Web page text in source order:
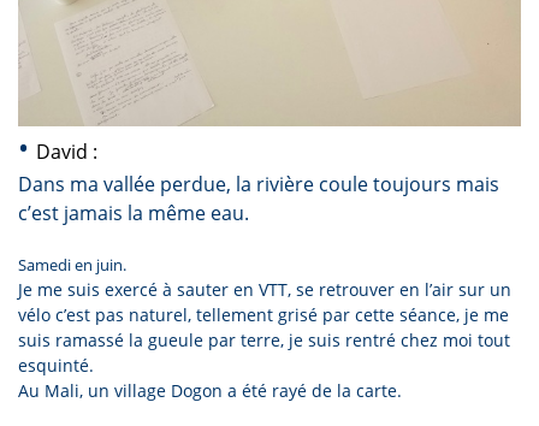
• David :
Dans ma vallée perdue, la rivière coule toujours mais
c’est jamais la même eau.
Samedi en juin.
Je me suis exercé à sauter en VTT, se retrouver en l’air sur un
vélo c’est pas naturel, tellement grisé par cette séance, je me
suis ramassé la gueule par terre, je suis rentré chez moi tout
esquinté.
Au Mali, un village Dogon a été rayé de la carte.